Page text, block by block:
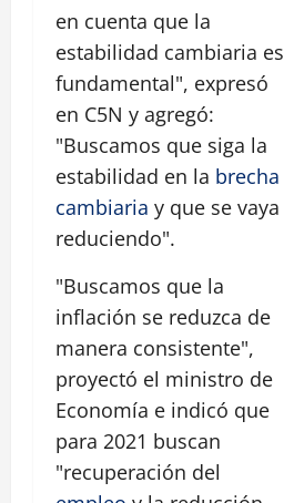
en cuenta que la
estabilidad cambiaria es
fundamental", expresó
en C5N y agregó:
"Buscamos que siga la
estabilidad en la brecha
cambiaria y que se vaya
reduciendo".
"Buscamos que la
inflación se reduzca de
manera consistente",
proyectó el ministro de
Economía e indicó que
para 2021 buscan
"recuperación del